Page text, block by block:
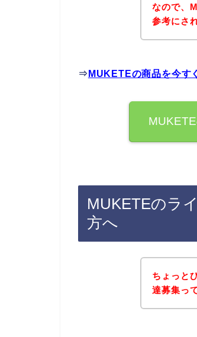
なので、
参考にさ
⇒ MUKETEの商品を今す
MUKETEのラ
方へ
ちょっと
達募集っ